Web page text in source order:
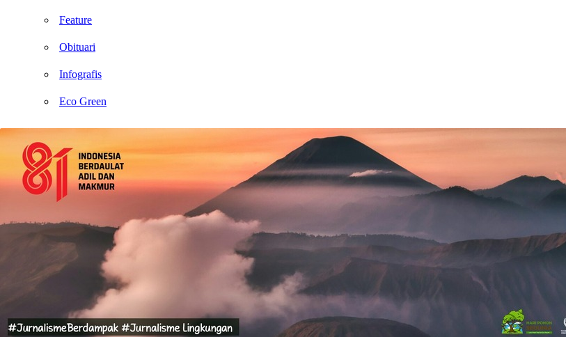
Feature
Obituari
Infografis
Eco Green